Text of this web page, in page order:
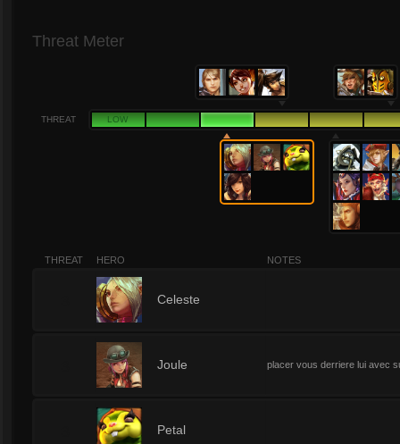
Threat Meter
THREAT LOW
THREAT HERO NOTES
Celeste
Joule placer vous derriere lui avec
Petal